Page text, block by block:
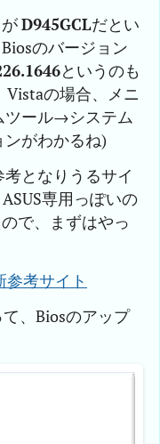
D945GCLだとい
のバージョン
というのも
Vistaの場合、メニ
ール→システム
がわかるね)
となりうるサイ
専用っぽいの
で、まずはやっ
参考サイト
、Biosのアップ